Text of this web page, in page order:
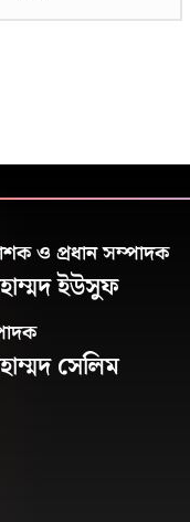
ও প্রধান সম্পাদক
ইউসুফ
সেলিম